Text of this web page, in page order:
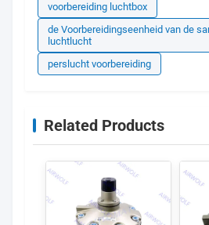
voorbereiding luchtbox
de Voorbereidingseenheid van de
luchtlucht
perslucht voorbereiding
Related Products